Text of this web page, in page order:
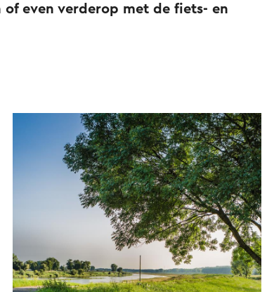
even verderop met de fiets- en